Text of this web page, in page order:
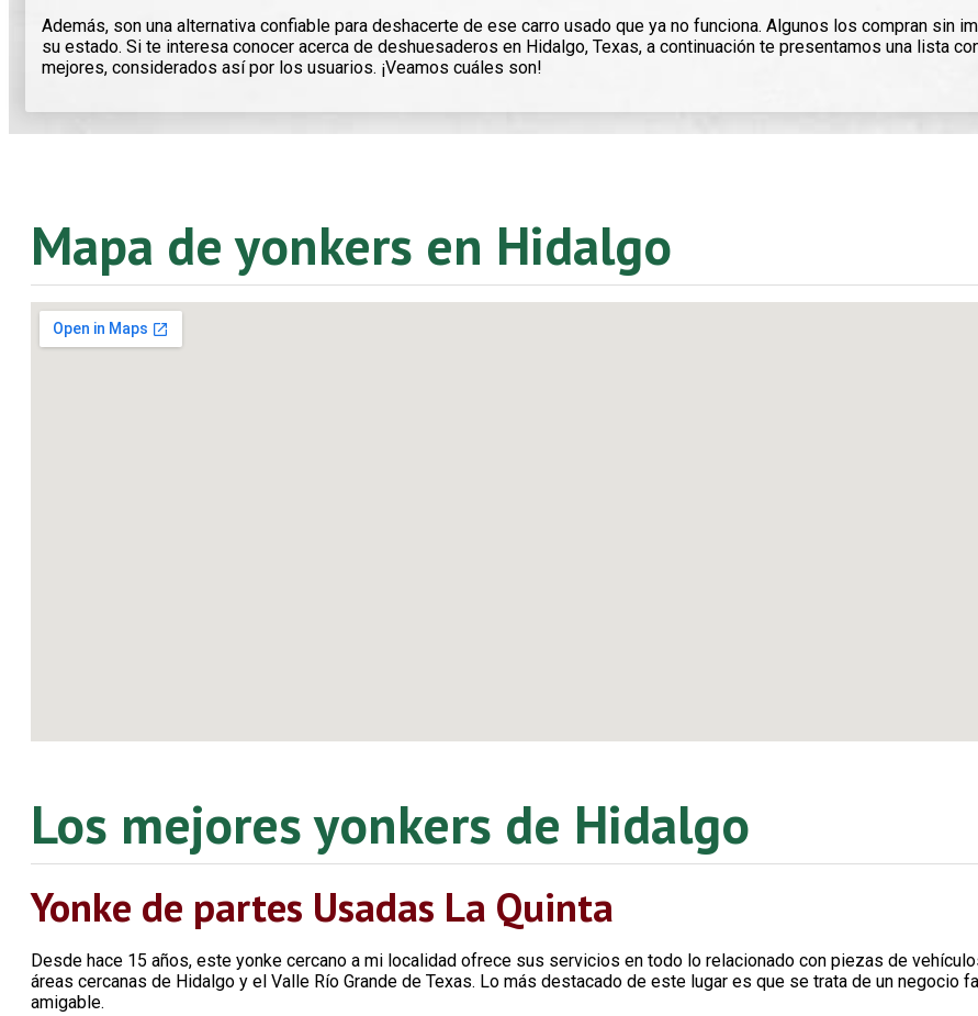
Además, son una alternativa confiable para deshacerte de ese carro usado que ya no funciona. Algunos los compran sin
su estado. Si te interesa conocer acerca de deshuesaderos en Hidalgo, Texas, a continuación te presentamos una lista
mejores, considerados así por los usuarios. ¡Veamos cuáles son!
Mapa de yonkers en Hidalgo
Los mejores yonkers de Hidalgo
Yonke de partes Usadas La Quinta
Desde hace 15 años, este yonke cercano a mi localidad ofrece sus servicios en todo lo relacionado con piezas de
áreas cercanas de Hidalgo y el Valle Río Grande de Texas. Lo más destacado de este lugar es que se trata de un negocio
amigable.